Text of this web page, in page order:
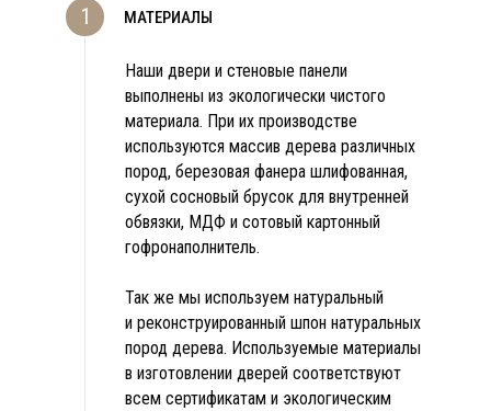
Наши двери и стеновые панели
выполнены из экологически чистого
материала. При их производстве
используются массив дерева различных
пород, березовая фанера шлифованная,
сухой сосновый брусок для внутренней
обвязки, МДФ и сотовый картонный
гофронаполнитель.
Так же мы используем натуральный
и реконструированный шпон натуральных
пород дерева. Используемые материалы
в изготовлении дверей соответствуют
всем сертификатам и экологическим
МАТЕРИАЛЫ
1